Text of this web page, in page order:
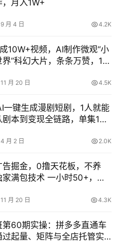
，月入1W+
月 4 日 4.2K
10W+视频，AI制作微观“小
界”科幻大片，条条万赞，1条
月 20 日 4.5K
一键生成漫剧短剧，1人就能
本到变现全链路，单集1分
月 2 日 2.0K
告掘金，0撸天花板，不养
家满包技术 一小时50+，矩
月 20 日 4.3K
第60期实操：拼多多直通车
过起量、矩阵与全店托管实